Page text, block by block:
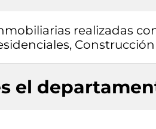
realizadas
el